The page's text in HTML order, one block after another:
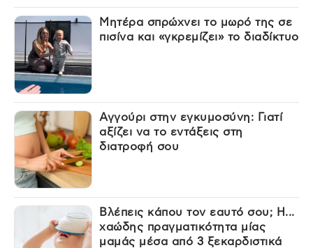
Μητέρα σπρώχνει το μωρό της σε
πισίνα και «γκρεμίζει» το διαδίκτυο
Αγγούρι στην εγκυμοσύνη: Γιατί
αξίζει να το εντάξεις στη
διατροφή σου
Βλέπεις κάπου τον εαυτό σου; Η...
χαώδης πραγματικότητα μίας
μαμάς μέσα από 3 ξεκαρδιστικά